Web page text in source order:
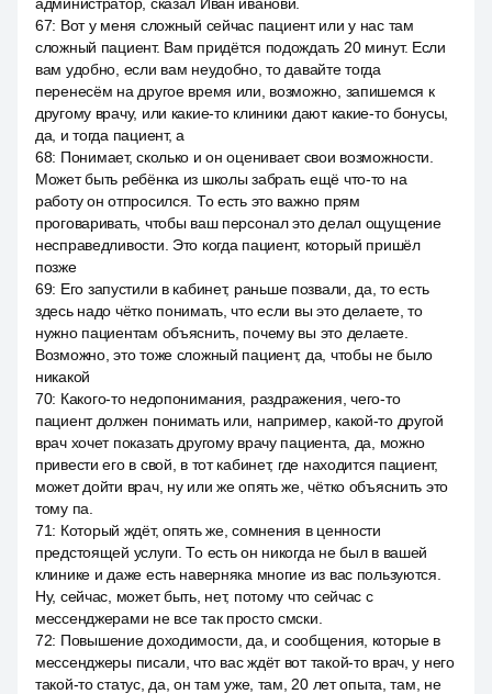
67: Вот у меня сложный сейчас пациент или у нас там
сложный пациент. Вам придётся подождать 20 минут. Если
вам удобно, если вам неудобно, то давайте тогда
перенесём на другое время или, возможно, запишемся к
другому врачу, или какие-то клиники дают какие-то бонусы,
да, и тогда пациент, а
68: Понимает, сколько и он оценивает свои возможности.
Может быть ребёнка из школы забрать ещё что-то на
работу он отпросился. То есть это важно прям
проговаривать, чтобы ваш персонал это делал ощущение
несправедливости. Это когда пациент, который пришёл
позже
69: Его запустили в кабинет, раньше позвали, да, то есть
здесь надо чётко понимать, что если вы это делаете, то
нужно пациентам объяснить, почему вы это делаете.
Возможно, это тоже сложный пациент, да, чтобы не было
никакой
70: Какого-то недопонимания, раздражения, чего-то
пациент должен понимать или, например, какой-то другой
врач хочет показать другому врачу пациента, да, можно
привести его в свой, в тот кабинет, где находится пациент,
может дойти врач, ну или же опять же, чётко объяснить это
тому па.
71: Который ждёт, опять же, сомнения в ценности
предстоящей услуги. То есть он никогда не был в вашей
клинике и даже есть наверняка многие из вас пользуются.
Ну, сейчас, может быть, нет, потому что сейчас с
мессенджерами не все так просто смски.
72: Повышение доходимости, да, и сообщения, которые в
мессенджеры писали, что вас ждёт вот такой-то врач, у него
такой-то статус, да, он там уже, там, 20 лет опыта, там, не